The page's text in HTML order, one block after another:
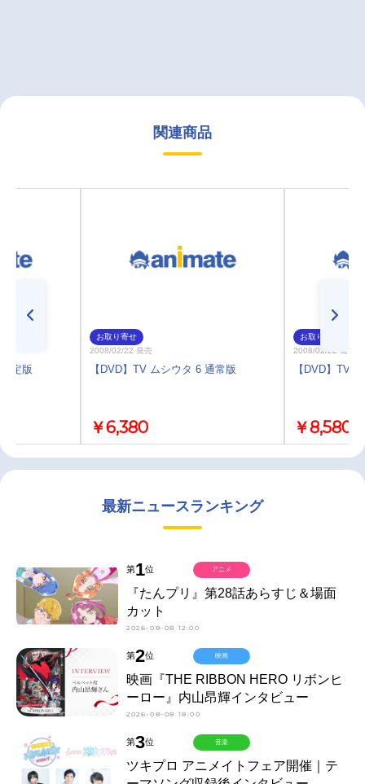
関連商品
定版
お取り寄せ
2008/02/22 発売
【DVD】TV ムシウタ 6 通常版
￥6,380
お取り寄せ
2008/02/22 発売
【DVD】TV
￥8,580
最新ニュースランキング
第1位
『たんプリ』第28話あらすじ＆場面
カット
2026-08-08 12:00
アニメ
第2位
映画『THE RIBBON HERO リボンヒ
ーロー』内山昂輝インタビュー
2026-08-08 18:00
映画
第3位
ツキプロ アニメイトフェア開催｜テ
音楽